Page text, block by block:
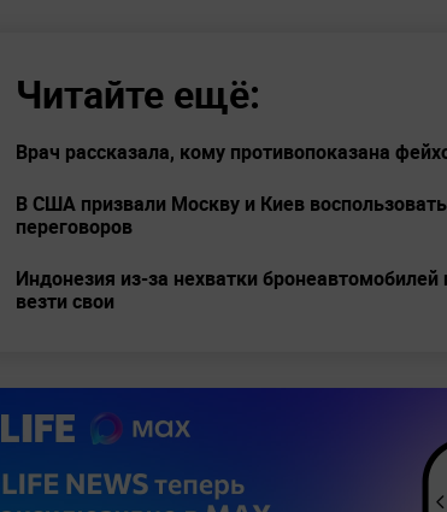
Читайте ещё:
Врач рассказала, кому противопоказана
В США призвали Москву и Киев
переговоров
Индонезия из-за нехватки бронеавтомобилей
везти свои